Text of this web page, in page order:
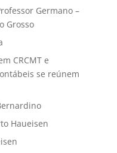
Germano –
Grosso
CRCMT e
se reúnem
Haueisen